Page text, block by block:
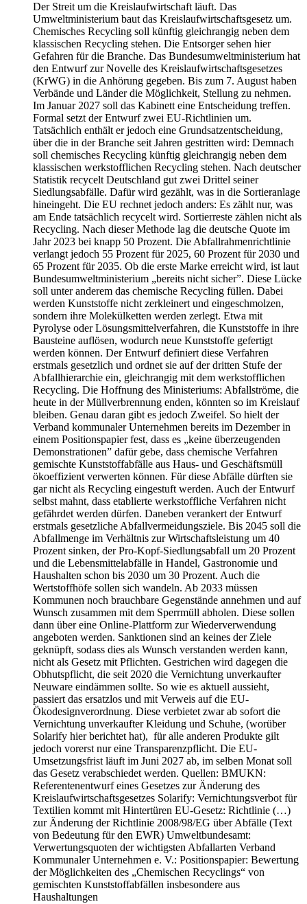
Der Streit um die Kreislaufwirtschaft läuft. Das
Umweltministerium baut das Kreislaufwirtschaftsgesetz um.
Chemisches Recycling soll künftig gleichrangig neben dem
klassischen Recycling stehen. Die Entsorger sehen hier
Gefahren für die Branche. Das Bundesumweltministerium hat
den Entwurf zur Novelle des Kreislaufwirtschaftsgesetzes
(KrWG) in die Anhörung gegeben. Bis zum 7. August haben
Verbände und Länder die Möglichkeit, Stellung zu nehmen.
Im Januar 2027 soll das Kabinett eine Entscheidung treffen.
Formal setzt der Entwurf zwei EU-Richtlinien um.
Tatsächlich enthält er jedoch eine Grundsatzentscheidung,
über die in der Branche seit Jahren gestritten wird: Demnach
soll chemisches Recycling künftig gleichrangig neben dem
klassischen werkstofflichen Recycling stehen. Nach deutscher
Statistik recycelt Deutschland gut zwei Drittel seiner
Siedlungsabfälle. Dafür wird gezählt, was in die Sortieranlage
hineingeht. Die EU rechnet jedoch anders: Es zählt nur, was
am Ende tatsächlich recycelt wird. Sortierreste zählen nicht als
Recycling. Nach dieser Methode lag die deutsche Quote im
Jahr 2023 bei knapp 50 Prozent. Die Abfallrahmenrichtlinie
verlangt jedoch 55 Prozent für 2025, 60 Prozent für 2030 und
65 Prozent für 2035. Ob die erste Marke erreicht wird, ist laut
Bundesumweltministerium „bereits nicht sicher”. Diese Lücke
soll unter anderem das chemische Recycling füllen. Dabei
werden Kunststoffe nicht zerkleinert und eingeschmolzen,
sondern ihre Molekülketten werden zerlegt. Etwa mit
Pyrolyse oder Lösungsmittelverfahren, die Kunststoffe in ihre
Bausteine auflösen, wodurch neue Kunststoffe gefertigt
werden können. Der Entwurf definiert diese Verfahren
erstmals gesetzlich und ordnet sie auf der dritten Stufe der
Abfallhierarchie ein, gleichrangig mit dem werkstofflichen
Recycling. Die Hoffnung des Ministeriums: Abfallströme, die
heute in der Müllverbrennung enden, könnten so im Kreislauf
bleiben. Genau daran gibt es jedoch Zweifel. So hielt der
Verband kommunaler Unternehmen bereits im Dezember in
einem Positionspapier fest, dass es „keine überzeugenden
Demonstrationen” dafür gebe, dass chemische Verfahren
gemischte Kunststoffabfälle aus Haus- und Geschäftsmüll
ökoeffizient verwerten können. Für diese Abfälle dürften sie
gar nicht als Recycling eingestuft werden. Auch der Entwurf
selbst mahnt, dass etablierte werkstoffliche Verfahren nicht
gefährdet werden dürfen. Daneben verankert der Entwurf
erstmals gesetzliche Abfallvermeidungsziele. Bis 2045 soll die
Abfallmenge im Verhältnis zur Wirtschaftsleistung um 40
Prozent sinken, der Pro-Kopf-Siedlungsabfall um 20 Prozent
und die Lebensmittelabfälle in Handel, Gastronomie und
Haushalten schon bis 2030 um 30 Prozent. Auch die
Wertstoffhöfe sollen sich wandeln. Ab 2033 müssen
Kommunen noch brauchbare Gegenstände annehmen und auf
Wunsch zusammen mit dem Sperrmüll abholen. Diese sollen
dann über eine Online-Plattform zur Wiederverwendung
angeboten werden. Sanktionen sind an keines der Ziele
geknüpft, sodass dies als Wunsch verstanden werden kann,
nicht als Gesetz mit Pflichten. Gestrichen wird dagegen die
Obhutspflicht, die seit 2020 die Vernichtung unverkaufter
Neuware eindämmen sollte. So wie es aktuell aussieht,
passiert das ersatzlos und mit Verweis auf die EU-
Ökodesignverordnung. Diese verbietet zwar ab sofort die
Vernichtung unverkaufter Kleidung und Schuhe, (worüber
Solarify hier berichtet hat), für alle anderen Produkte gilt
jedoch vorerst nur eine Transparenzpflicht. Die EU-
Umsetzungsfrist läuft im Juni 2027 ab, im selben Monat soll
das Gesetz verabschiedet werden. Quellen: BMUKN:
Referentenentwurf eines Gesetzes zur Änderung des
Kreislaufwirtschaftsgesetzes Solarify: Vernichtungsverbot für
Textilien kommt mit Hintertüren EU-Gesetz: Richtlinie (…)
zur Änderung der Richtlinie 2008/98/EG über Abfälle (Text
von Bedeutung für den EWR) Umweltbundesamt:
Verwertungsquoten der wichtigsten Abfallarten Verband
Kommunaler Unternehmen e. V.: Positionspapier: Bewertung
der Möglichkeiten des „Chemischen Recyclings“ von
gemischten Kunststoffabfällen insbesondere aus
Haushaltungen